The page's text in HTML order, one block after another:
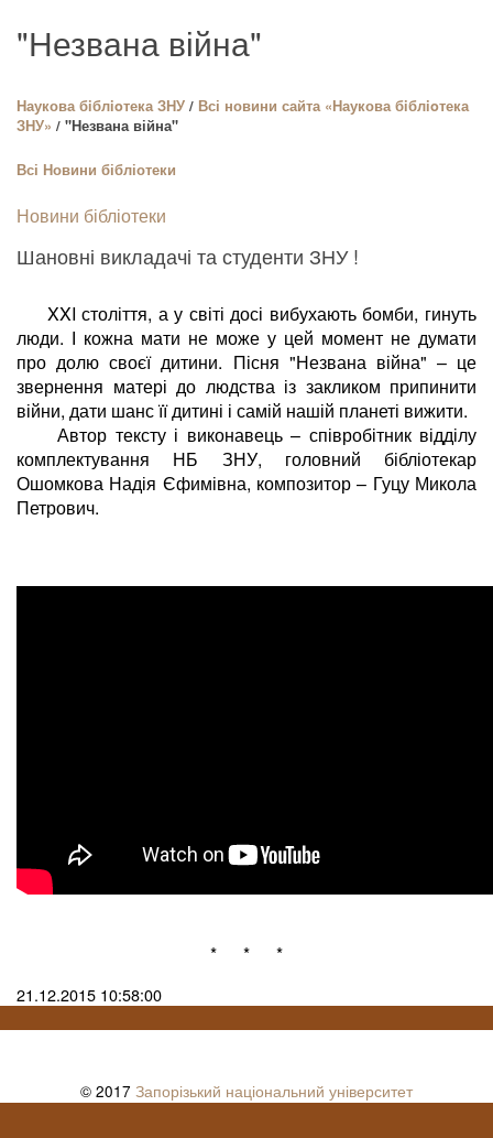
"Незвана війна"
Наукова бiблioтека ЗНУ / Всі новини сайта «Наукова бiблioтека
ЗНУ» / "Незвана війна"
Всі Новини бібліотеки
Новини бібліотеки
Шановні викладачі та студенти ЗНУ !
XXI століття, а у світі досі вибухають бомби, гинуть
люди. І кожна мати не може у цей момент не думати
про долю своєї дитини. Пісня "Незвана війна" – це
звернення матері до людства із закликом припинити
війни, дати шанс її дитині і самій нашій планеті вижити.
Автор тексту і виконавець – співробітник відділу
комплектування НБ ЗНУ, головний бібліотекар
Ошомкова Надія Єфимівна, композитор – Гуцу Микола
Петрович.
* * *
21.12.2015 10:58:00
© 2017 Запорізький національний університет